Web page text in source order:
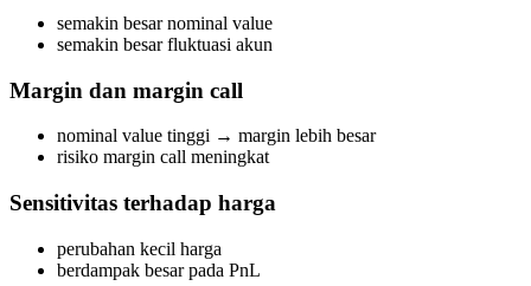
semakin besar nominal value
semakin besar fluktuasi akun
Margin dan margin call
nominal value tinggi → margin lebih besar
risiko margin call meningkat
Sensitivitas terhadap harga
perubahan kecil harga
berdampak besar pada PnL